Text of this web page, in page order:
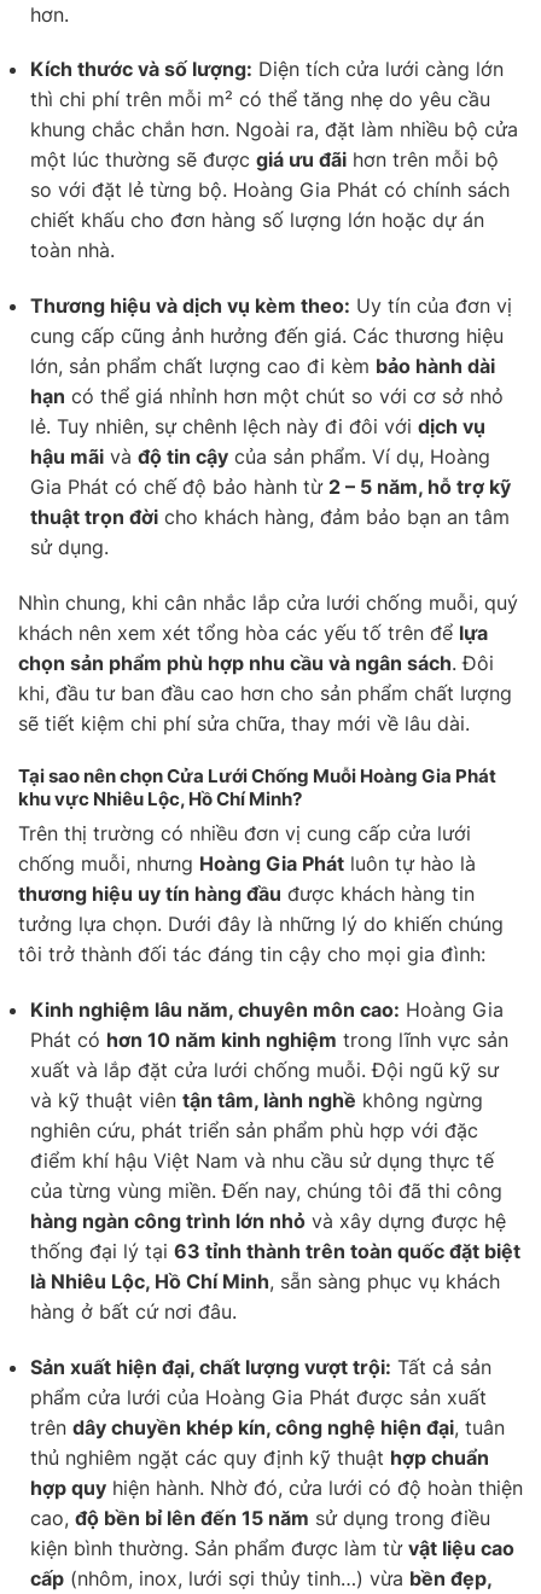
hơn.
Kích thước và số lượng: Diện tích cửa lưới càng lớn
thì chi phí trên mỗi m² có thể tăng nhẹ do yêu cầu
khung chắc chắn hơn. Ngoài ra, đặt làm nhiều bộ cửa
một lúc thường sẽ được giá ưu đãi hơn trên mỗi bộ
so với đặt lẻ từng bộ. Hoàng Gia Phát có chính sách
chiết khấu cho đơn hàng số lượng lớn hoặc dự án
toàn nhà.
Thương hiệu và dịch vụ kèm theo: Uy tín của đơn vị
cung cấp cũng ảnh hưởng đến giá. Các thương hiệu
lớn, sản phẩm chất lượng cao đi kèm bảo hành dài
hạn có thể giá nhỉnh hơn một chút so với cơ sở nhỏ
lẻ. Tuy nhiên, sự chênh lệch này đi đôi với dịch vụ
hậu mãi và độ tin cậy của sản phẩm. Ví dụ, Hoàng
Gia Phát có chế độ bảo hành từ 2 – 5 năm, hỗ trợ kỹ
thuật trọn đời cho khách hàng, đảm bảo bạn an tâm
sử dụng.
Nhìn chung, khi cân nhắc lắp cửa lưới chống muỗi, quý
khách nên xem xét tổng hòa các yếu tố trên để lựa
chọn sản phẩm phù hợp nhu cầu và ngân sách. Đôi
khi, đầu tư ban đầu cao hơn cho sản phẩm chất lượng
sẽ tiết kiệm chi phí sửa chữa, thay mới về lâu dài.
Tại sao nên chọn Cửa Lưới Chống Muỗi Hoàng Gia Phát
khu vực Nhiêu Lộc, Hồ Chí Minh?
Trên thị trường có nhiều đơn vị cung cấp cửa lưới
chống muỗi, nhưng Hoàng Gia Phát luôn tự hào là
thương hiệu uy tín hàng đầu được khách hàng tin
tưởng lựa chọn. Dưới đây là những lý do khiến chúng
tôi trở thành đối tác đáng tin cậy cho mọi gia đình:
Kinh nghiệm lâu năm, chuyên môn cao: Hoàng Gia
Phát có hơn 10 năm kinh nghiệm trong lĩnh vực sản
xuất và lắp đặt cửa lưới chống muỗi. Đội ngũ kỹ sư
và kỹ thuật viên tận tâm, lành nghề không ngừng
nghiên cứu, phát triển sản phẩm phù hợp với đặc
điểm khí hậu Việt Nam và nhu cầu sử dụng thực tế
của từng vùng miền. Đến nay, chúng tôi đã thi công
hàng ngàn công trình lớn nhỏ và xây dựng được hệ
thống đại lý tại 63 tỉnh thành trên toàn quốc đặt biệt
là Nhiêu Lộc, Hồ Chí Minh, sẵn sàng phục vụ khách
hàng ở bất cứ nơi đâu.
Sản xuất hiện đại, chất lượng vượt trội: Tất cả sản
phẩm cửa lưới của Hoàng Gia Phát được sản xuất
trên dây chuyền khép kín, công nghệ hiện đại, tuân
thủ nghiêm ngặt các quy định kỹ thuật hợp chuẩn
hợp quy hiện hành. Nhờ đó, cửa lưới có độ hoàn thiện
cao, độ bền bỉ lên đến 15 năm sử dụng trong điều
kiện bình thường. Sản phẩm được làm từ vật liệu cao
cấp (nhôm, inox, lưới sợi thủy tinh…) vừa bền đẹp,